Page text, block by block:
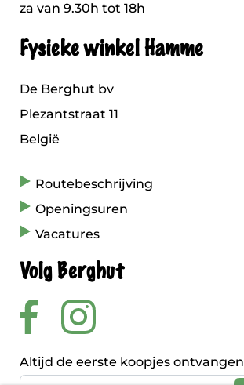
za van 9.30h tot 18h
Fysieke winkel Hamme
De Berghut bv
Plezantstraat 11
België
Routebeschrijving
Openingsuren
Vacatures
Volg Berghut
Altijd de eerste koopjes ontvangen